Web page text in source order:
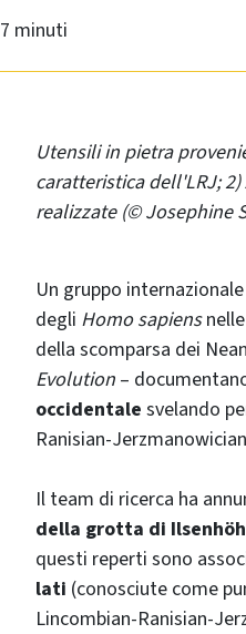
7 minuti
Utensili in pietra
caratteristica dell'LRJ;
realizzate (© Josephine
Un gruppo
degli Homo sapiens
della scomparsa dei
Evolution –
occidentale svelando
Ranisian-
Il team di ricerca ha
della grotta di
questi reperti sono
lati (conosciute come
Lincombian-Ranisian-